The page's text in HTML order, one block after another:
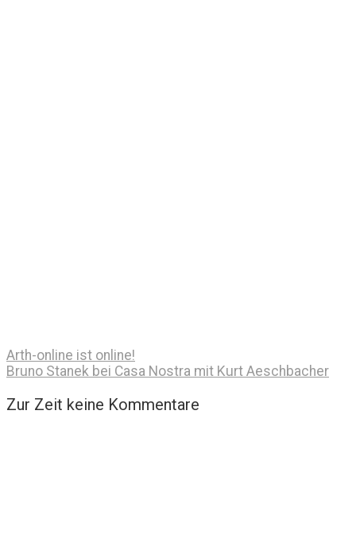
Arth-online ist online!
Bruno Stanek bei Casa Nostra mit Kurt Aeschbacher
Zur Zeit keine Kommentare